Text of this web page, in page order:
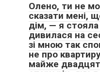
Олено, ти не
сказати мені,
дім, — я стояла
дивилася на
зі мною так
не про
майже